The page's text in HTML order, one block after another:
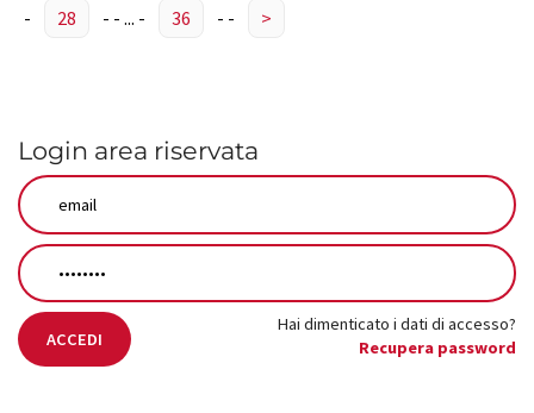
-
28 - - ... - 36 - - >
Login area riservata
ACCEDI
Hai dimenticato i dati di accesso?
Recupera password